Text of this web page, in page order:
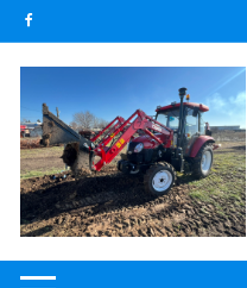
Skip
to
content